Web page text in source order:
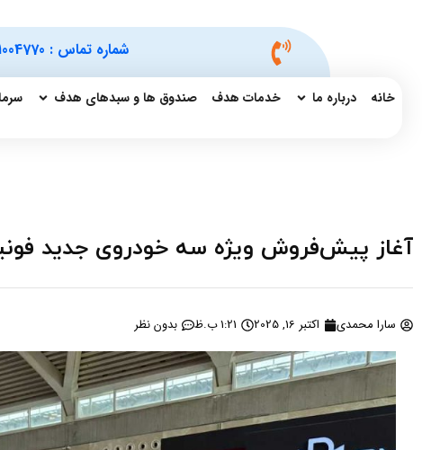
شماره تماس :
خانه درباره ما خدمات هدف صندوق ها و سبدهای هدف
آغاز پیش‌فروش ویژه سه خودروی جدید
سارا محمدی اکتبر 16, 2025 1:21 ب.ظ بدون نظر